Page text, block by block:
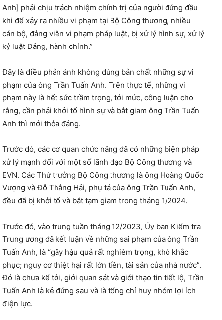
Anh] phải chịu trách nhiệm chính trị của người đứng đầu
khi để xảy ra nhiều vi phạm tại Bộ Công thương, nhiều
cán bộ, đảng viên vi phạm pháp luật, bị xử lý hình sự, xử lý
kỷ luật Đảng, hành chính.”
Đây là điều phản ánh không đúng bản chất những sự vi
phạm của ông Trần Tuấn Anh. Trên thực tế, những vi
phạm này là hết sức trầm trọng, tới mức, công luận cho
rằng, cần phải khởi tố hình sự và bắt giam ông Trần Tuấn
Anh thì mới thỏa đáng.
Trước đó, các cơ quan chức năng đã có những biện pháp
xử lý mạnh đối với một số lãnh đạo Bộ Công thương và
EVN. Các Thứ trưởng Bộ Công thương là ông Hoàng Quốc
Vượng và Đỗ Thắng Hải, phụ tá của ông Trần Tuấn Anh,
đều đã bị khởi tố và bắt tạm giam trong tháng 1/2024.
Trước đó, vào trung tuần tháng 12/2023, Ủy ban Kiểm tra
Trung ương đã kết luận về những sai phạm của ông Trần
Tuấn Anh, là “gây hậu quả rất nghiêm trọng, khó khắc
phục; nguy cơ thiệt hại rất lớn tiền, tài sản của nhà nước”.
Đó là chưa kể tới, giới quan sát và giới thạo tin tiết lộ, Trần
Tuấn Anh là kẻ đứng sau và là tổng chỉ huy nhóm lợi ích
điện lực.